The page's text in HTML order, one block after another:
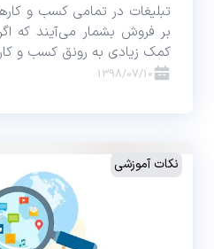
تبلیغات در تمامی کسب و
بر فروش بشمار می‌آیند که
کمک زیادی به رونق کسب و
1398/07/10
نکات آموزشی